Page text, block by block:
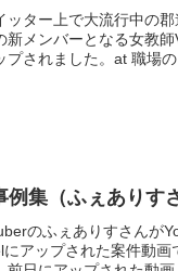
ッター上で大流行中の
新メンバーとなる女教
プされました。at 職場
例集（ふぇありす
のふぇありすさんが
アップされた案件動